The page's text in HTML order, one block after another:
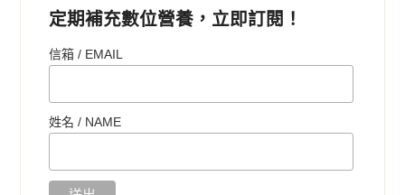
定期補充數位營養，立即訂閱！
信箱 / EMAIL
姓名 / NAME